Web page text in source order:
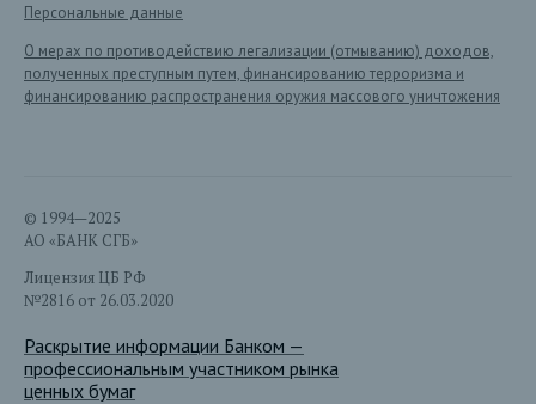
Персональные данные
О мерах по противодействию легализации (отмыванию) доходов,
полученных преступным путем, финансированию терроризма и
финансированию распространения оружия массового уничтожения
© 1994—2025
АО «БАНК СГБ»
Лицензия ЦБ РФ
№2816 от 26.03.2020
Раскрытие информации Банком —
профессиональным участником рынка
ценных бумаг